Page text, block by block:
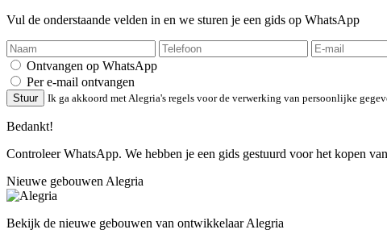
Vul de onderstaande velden in en we sturen je een gids op WhatsApp
Ontvangen op WhatsApp
Per e-mail ontvangen
Stuur Ik ga akkoord met Alegria's regels voor de verwerking van persoonlijke
Bedankt!
Controleer WhatsApp. We hebben je een gids gestuurd voor het kopen
Nieuwe gebouwen Alegria
Bekijk de nieuwe gebouwen van ontwikkelaar Alegria